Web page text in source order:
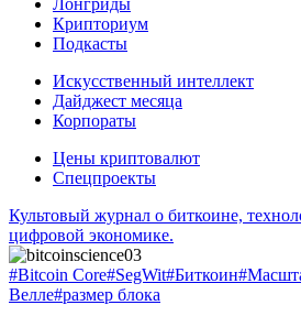
Лонгриды
Крипториум
Подкасты
Искусственный интеллект
Дайджест месяца
Корпораты
Цены криптовалют
Спецпроекты
Культовый журнал о биткоине,
цифровой экономике.
#Bitcoin Core#SegWit#Биткоин
Велле#размер блока